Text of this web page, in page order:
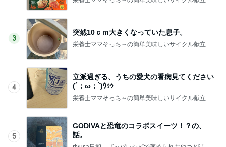
3
突然10ｃｍ大きくなっていた息子。
栄養士ママそっち～の簡単美味しいサイクル献立
4
立派過ぎる、うちの愛犬の看病見てください
(´；ω；`)ｳｩｩ
栄養士ママそっち～の簡単美味しいサイクル献立
5
GODIVAと恐竜のコラボスイーツ！？の、
話。